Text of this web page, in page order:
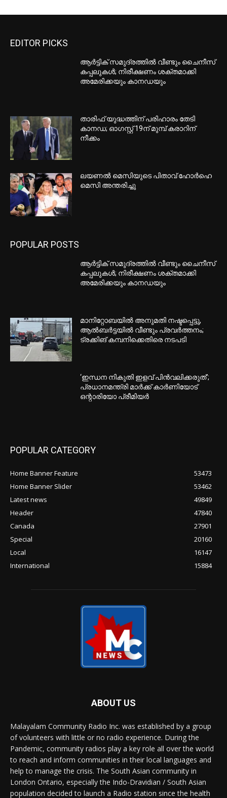
EDITOR PICKS
ആർട്ടിക് സമുദ്രത്തിൽ വീണ്ടും ചൈനീസ്
കപ്പലുകൾ; നിരീക്ഷണം ശക്തമാക്കി
അമേരിക്കയും കാനഡയും
താരിഫ് യുദ്ധത്തിന് പരിഹാരം തേടി
കാനഡ; ഓഗസ്റ്റ് 19ന് മുമ്പ് കരാറിന്
നീക്കം
ലയണൽ മെസിയുടെ പിതാവ് ഹോർഹെ
മെസി അന്തരിച്ചു
POPULAR POSTS
ആർട്ടിക് സമുദ്രത്തിൽ വീണ്ടും ചൈനീസ്
കപ്പലുകൾ; നിരീക്ഷണം ശക്തമാക്കി
അമേരിക്കയും കാനഡയും
മാനിറ്റോബയിൽ അനുമതി നഷ്ടപ്പെട്ടു,
ആൽബർട്ടയിൽ വീണ്ടും പ്രവർത്തനം;
ട്രക്കിങ് കമ്പനിക്കെതിരെ നടപടി
‘ഇന്ധന നികുതി ഇളവ് പിൻവലിക്കരുത്’;
പ്രധാനമന്ത്രി മാർക്ക് കാർണിയോട്
ഒന്റാരിയോ പ്രീമിയർ
POPULAR CATEGORY
Home Banner Feature
53473
Home Banner Slider
53462
Latest news
49849
Header
47840
Canada
27901
Special
20160
Local
16147
International
15884
ABOUT US
Malayalam Community Radio Inc. was established by a group
of volunteers with little or no radio experience. During the
Pandemic, community radios play a key role all over the world
to reach and inform communities in their local languages and
help to manage the crisis. The South Asian community in
London Ontario, especially the Indo-Dravidian / South Asian
population decided to launch a Radio station since the health